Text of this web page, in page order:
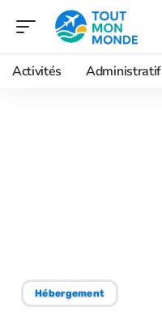
Activités Administratif
Hébergement